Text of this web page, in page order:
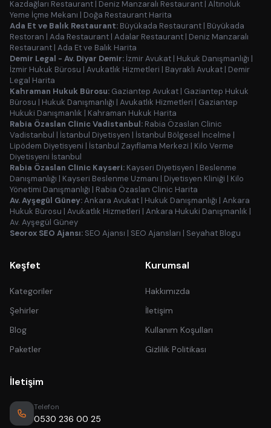
Kazdağları Restaurant | Deniz Manzaralı Restaurant | Altınoluk
Yeme İçme Mekanı | Doğa Restaurant Harita
Ada Et ve Balık Restaurant: Büyükada Restaurant | Büyükada
Restoran | Ada Restaurant | Adalar Restaurant | Deniz Manzaralı
Restaurant | Ada Et ve Balık Harita
Demir Legal - Av. Diyar Demir: İzmir Avukat | Hukuk Danışmanlığı |
İzmir Hukuk Bürosu | Avukatlık Hizmetleri | Bayraklı Avukat | Demir
Legal Harita
Kahraman Hukuk Bürosu: Gaziantep Avukat | Gaziantep Hukuk
Bürosu | Hukuk Danışmanlığı | Avukatlık Hizmetleri | Gaziantep
Hukuki Danışmanlık | Kahraman Hukuk Harita
Rabia Özaslan Clinic Vadistanbul: Rabia Özaslan Clinic
Vadistanbul | İstanbul Diyetisyen | İstanbul Bölgesel İncelme |
Lipödem Diyetisyeni | İstanbul Zayıflama Merkezi | Kilo Verme
Diyetisyeni İstanbul
Rabia Özaslan Clinic Kayseri: Kayseri Diyetisyen | Beslenme
Danışmanlığı | Kayseri Beslenme Uzmanı | Diyetisyen Kliniği | Kilo
Yönetimi Danışmanlığı | Rabia Özaslan Clinic Harita
Av. Ayşegül Güney:Ankara Avukat | Hukuk Danışmanlığı | Ankara
Hukuk Bürosu | Avukatlık Hizmetleri | Ankara Hukuki Danışmanlık |
Av. Ayşegül Güney
Seorox SEO Ajansı: SEO Ajansı | SEO Ajansları | Seyahat Blogu
Keşfet
Kategoriler
Şehirler
Blog
Paketler
Kurumsal
Hakkımızda
İletişim
Kullanım Koşulları
Gizlilik Politikası
İletişim
Telefon
0530 236 00 25